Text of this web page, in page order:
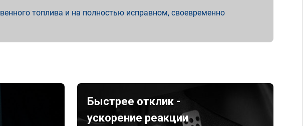
топлива и на полностью исправном, своевременно
Быстрее отклик -
ускорение реакции